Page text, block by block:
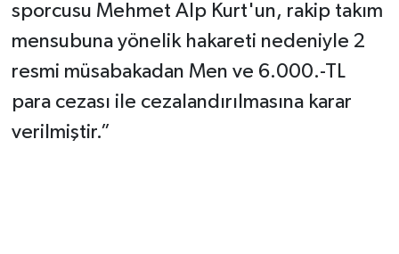
sporcusu Mehmet Alp Kurt'un, rakip takım
mensubuna yönelik hakareti nedeniyle 2
resmi müsabakadan Men ve 6.000.-TL
para cezası ile cezalandırılmasına karar
verilmiştir.”